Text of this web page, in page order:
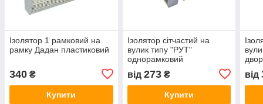
Ізолятор 1 рамковий на
рамку Дадан пластиковий
340 ₴
Купити
Ізолятор сітчастий на
вулик типу "РУТ"
однорамковий
від 273₴
Купити
від